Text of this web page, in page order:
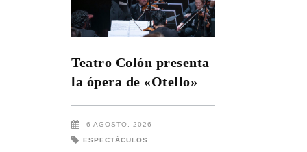
Teatro Colón presenta
la ópera de «Otello»
6 AGOSTO, 2026
ESPECTÁCULOS